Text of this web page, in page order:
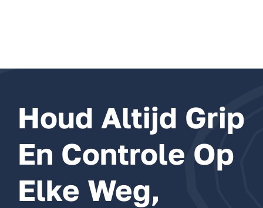
Houd Altijd Grip
En Controle Op
Elke Weg,